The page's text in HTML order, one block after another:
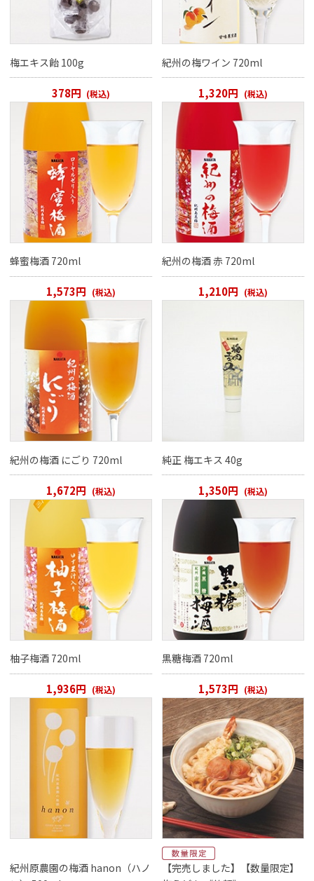
梅エキス飴 100g
378円 (税込)
紀州の梅ワイン 720ml
1,320円 (税込)
蜂蜜梅酒 720ml
1,573円 (税込)
紀州の梅酒 赤 720ml
1,210円 (税込)
紀州の梅酒 にごり 720ml
1,672円 (税込)
純正 梅エキス 40g
1,350円 (税込)
柚子梅酒 720ml
1,936円 (税込)
黒糖梅酒 720ml
1,573円 (税込)
紀州原農園の梅酒 hanon（ハノ
【完売しました】【数量限定】